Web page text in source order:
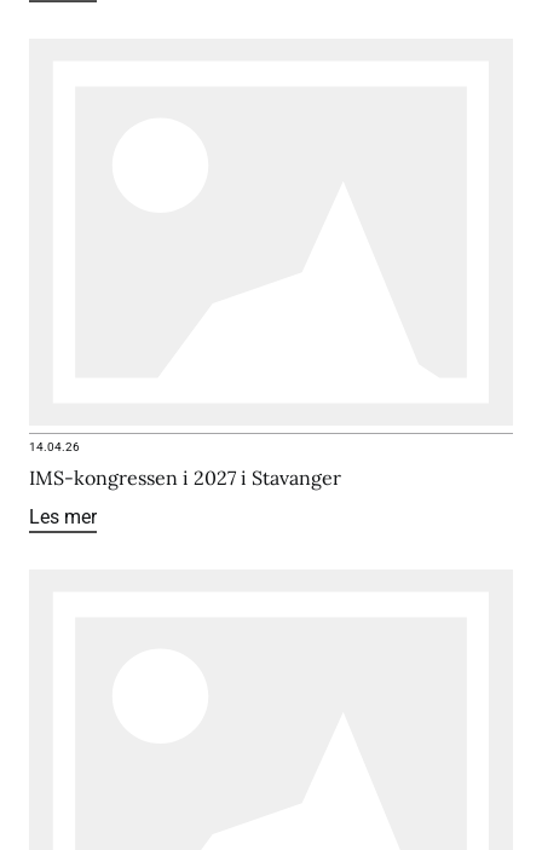
14.04.26
IMS-kongressen i 2027 i Stavanger
Les mer